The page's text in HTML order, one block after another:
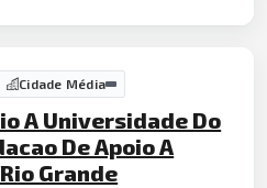
Cidade Média
A Universidade Do
De Apoio A
Grande